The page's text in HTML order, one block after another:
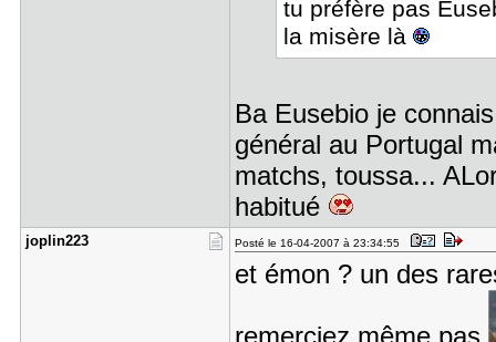
tu préfère pas
la misère là
Ba Eusebio je
général au Portugal
matchs, toussa...
habitué
joplin223 Posté le 16-04-2007 à 23:34:55
et émon ? un des
remerciez même pas